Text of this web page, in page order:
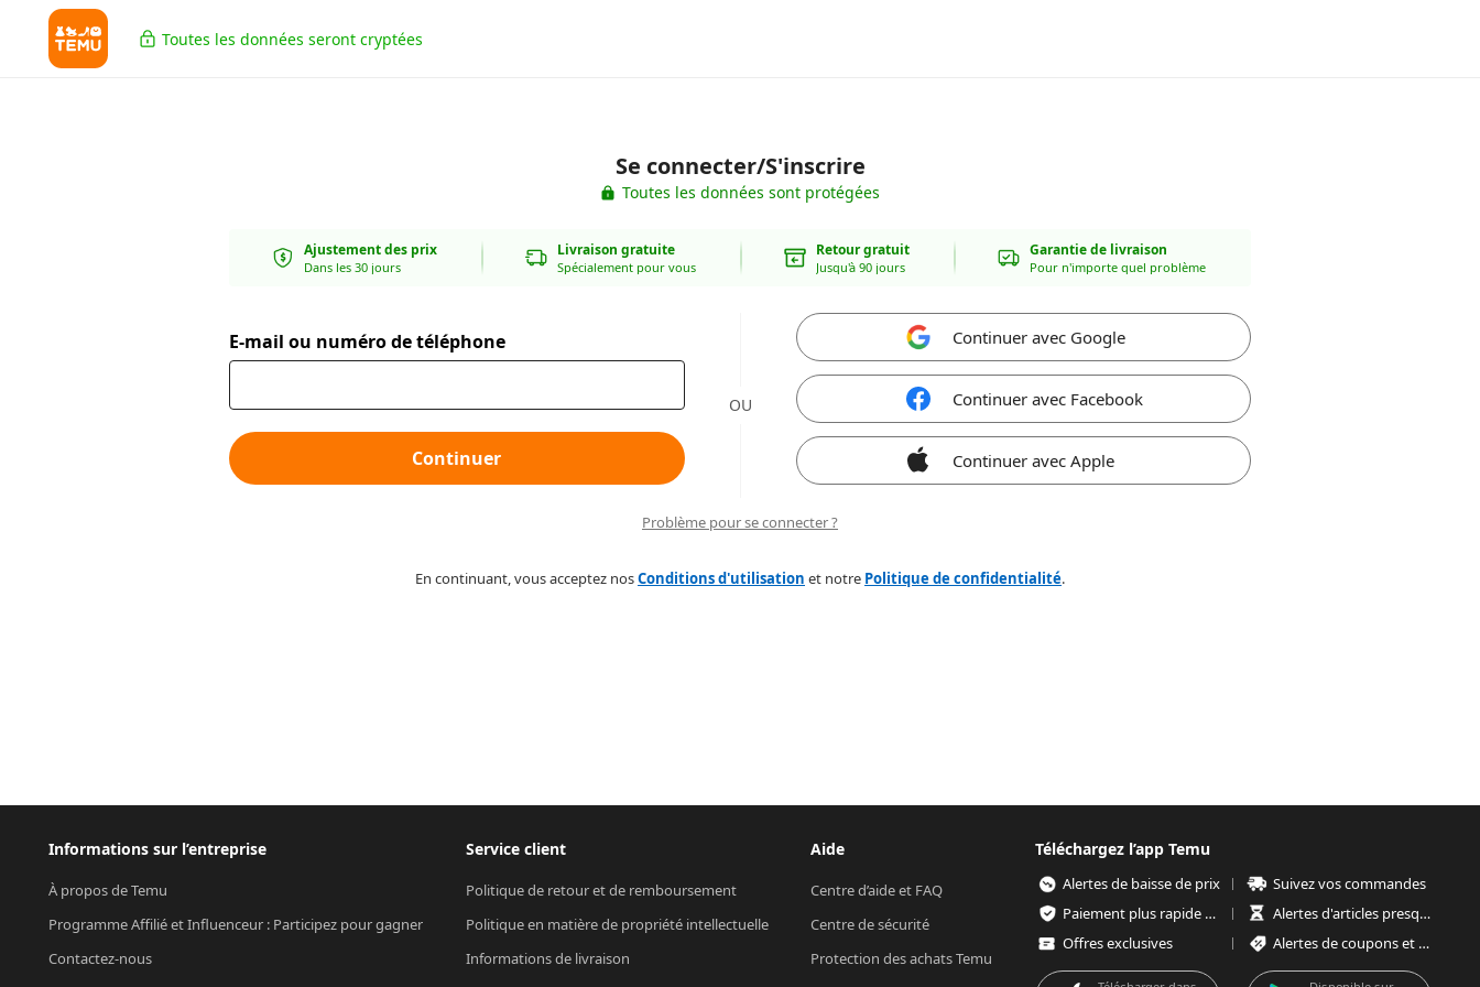
Toutes les données seront cryptées
Se connecter/S'inscrire
Toutes les données sont protégées
Ajustement des prix
Dans les 30 jours
Livraison gratuite
Spécialement pour vous
Retour gratuit
Jusqu'à 90 jours
Garantie de livraison
Pour n'importe quel problème
E-mail ou numéro de téléphone
Continuer
OU
Continuer avec Google
Continuer avec Facebook
Continuer avec Apple
Problème pour se connecter ?
En continuant, vous acceptez nosConditions d'utilisation et notre Politique de confidentialité.
Informations sur l’entreprise
À propos de Temu
Programme Affilié et Influenceur : Participez pour gagner
Contactez-nous
Service client
Politique de retour et de remboursement
Politique en matière de propriété intellectuelle
Informations de livraison
Aide
Centre d’aide et FAQ
Centre de sécurité
Protection des achats Temu
Téléchargez l’app Temu
Alertes de baisse de prix
Suivez vos commandes
Paiement plus rapide et plus sécurisé
Alertes d'articles presque épuisés
Offres exclusives
Alertes de coupons et d'offres